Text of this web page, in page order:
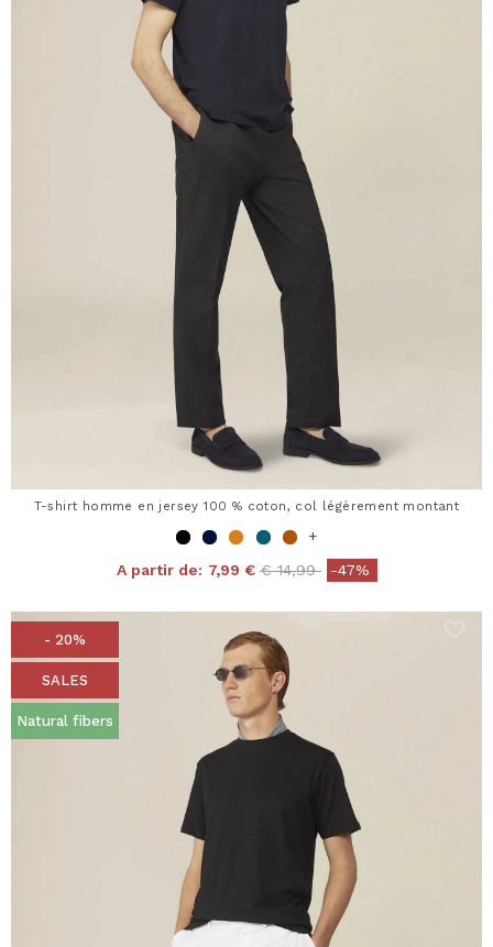
T-shirt homme en jersey 100 % coton, col légèrement montant
+
A partir de: 7,99 € Price reduced from
€ 14,99to-47%
- 20%
SALES
Natural fibers